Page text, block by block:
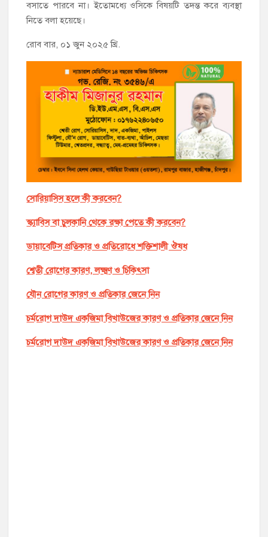
বসাতে পারবে না। ইতোমধ্যে ওসিকে বিষয়টি তদন্ত করে ব্যবস্থা
নিতে বলা হয়েছে।
রোব বার, ০১ জুন ২০২৫ খ্রি.
সোরিয়াসিস হলে কী করবেন?
স্ক্যাবিস বা চুলকানি থেকে রক্ষা পেতে কী করবেন?
ডায়াবেটিস প্রতিকার ও প্রতিরোধে শক্তিশালী ঔষধ
শ্বেতী রোগের কারণ, লক্ষ্মণ ও চিকিৎসা
যৌন রোগের কারণ ও প্রতিকার জেনে নিন
চর্মরোগ দাউদ একজিমা বিখাউজের কারণ ও প্রতিকার জেনে নিন
চর্মরোগ দাউদ একজিমা বিখাউজের কারণ ও প্রতিকার জেনে নিন